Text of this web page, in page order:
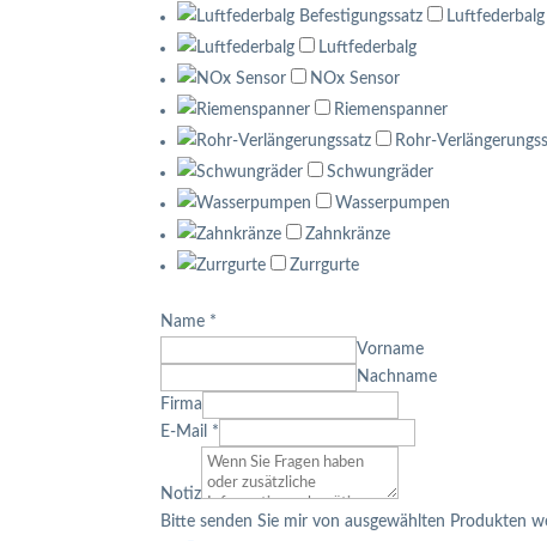
Luftfederbalg
NOx Sensor
Riemenspanner
Rohr-
Schwungräder
Wasserpumpen
Zahnkränze
Zurrgurte
Name *
Vorname
Nachname
Firma
E-Mail *
Notiz
Bitte senden Sie mir von ausgewählten Produkten